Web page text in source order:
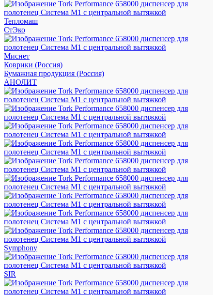
Тепломаш
СтЭко
Миснет
Коврики (Россия)
Бумажная продукция (Россия)
АНОЛИТ
Symphony
SIR